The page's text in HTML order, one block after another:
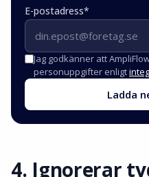
E-postadress*
Jag godkänner att
personuppgifter enligt
Ladda
4. Ignorerar